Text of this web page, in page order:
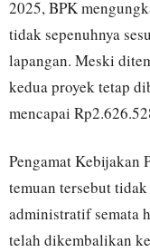
2025, BPK
tidak sepenuhnya
lapangan. Meski
kedua proyek tetap
mencapai
Pengamat Kebijakan
temuan tersebut
administratif semata
telah dikembalikan